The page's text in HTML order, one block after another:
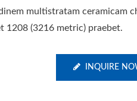
multistratam ceramicam
1208 (3216 metric) praebet.
INQUIRE